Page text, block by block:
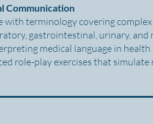
Communication
with terminology covering
gastrointestinal, urinary, and
medical language in health
role-play exercises that